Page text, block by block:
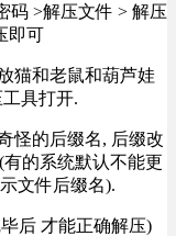
码 >解压文件 > 解压
即可
猫和老鼠和葫芦娃
具打开.
怪的后缀名, 后缀改
的系统默认不能更
文件后缀名).
后 才能正确解压)